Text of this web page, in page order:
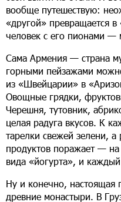
вообще путешествую:
«другой» превращается
человек с его пионами —
Сама Армения — страна
горными пейзажами
из «Швейцарии» в
Овощные грядки,
Черешня, тутовник,
целая радуга вкусов. К
тарелки свежей зелени,
продуктов поражает — на
вида «йогурта», и каждый
Ну и конечно, настоящая
древние монастыри. В